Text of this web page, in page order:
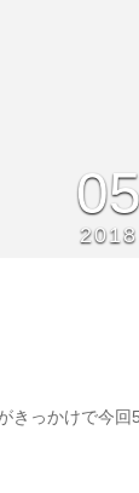
2018
きっかけで今回